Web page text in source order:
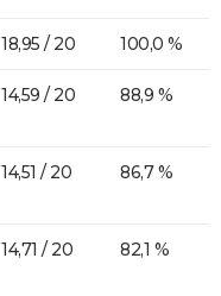
18,95 / 20 100,0 %
14,59 / 20 88,9 %
14,51 / 20 86,7 %
14,71 / 20 82,1 %